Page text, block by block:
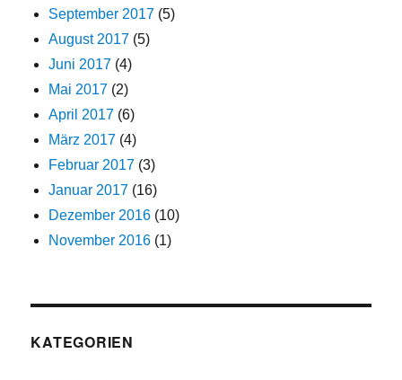
September 2017 (5)
August 2017 (5)
Juni 2017 (4)
Mai 2017 (2)
April 2017 (6)
März 2017 (4)
Februar 2017 (3)
Januar 2017 (16)
Dezember 2016 (10)
November 2016 (1)
KATEGORIEN